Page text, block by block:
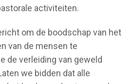
activiteiten.
om de boodschap van het
van de mensen te
de verleiding van geweld
we bidden dat alle